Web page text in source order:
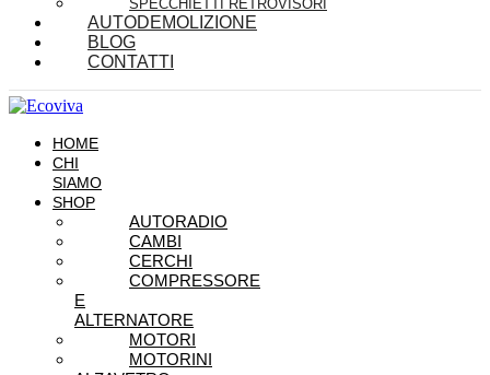
SPECCHIETTI RETROVISORI
AUTODEMOLIZIONE
BLOG
CONTATTI
HOME
CHI
SIAMO
SHOP
AUTORADIO
CAMBI
CERCHI
COMPRESSORE
E
ALTERNATORE
MOTORI
MOTORINI